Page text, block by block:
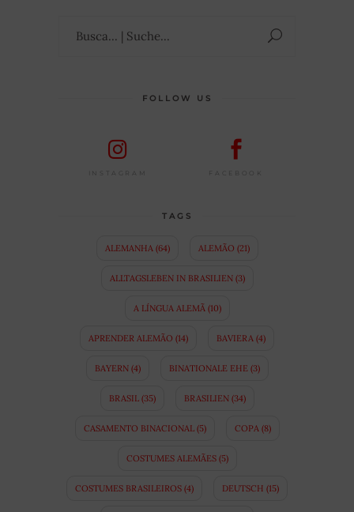
FOLLOW US
INSTAGRAM FACEBOOK
TAGS
ALEMANHA(64) ALEMÃO (21)
ALLTAGSLEBEN IN BRASILIEN(3)
A LÍNGUA ALEMÃ(10)
APRENDER ALEMÃO (14) BAVIERA (4)
BAYERN(4) BINATIONALE EHE(3)
BRASIL(35) BRASILIEN(34)
CASAMENTO BINACIONAL(5) COPA(8)
COSTUMES ALEMÃES(5)
COSTUMES BRASILEIROS (4) DEUTSCH (15)